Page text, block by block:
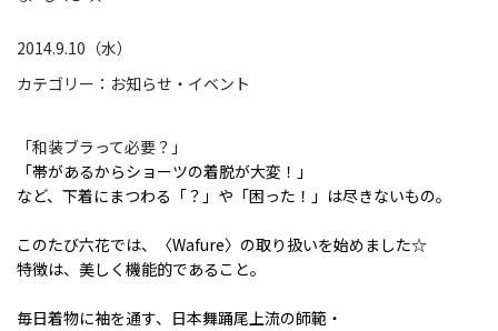
2014.9.10（水）
カテゴリー： お知らせ・イベント
「和装ブラって必要？」
「帯があるからショーツの着脱が大変！」
など、下着にまつわる「？」や「困った！」は尽きないもの。
このたび六花では、〈Wafure〉の取り扱いを始めました☆
特徴は、美しく機能的であること。
毎日着物に袖を通す、日本舞踊尾上流の師範・